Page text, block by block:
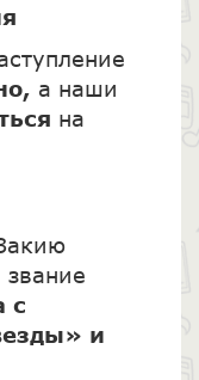
а наши
на
с
и